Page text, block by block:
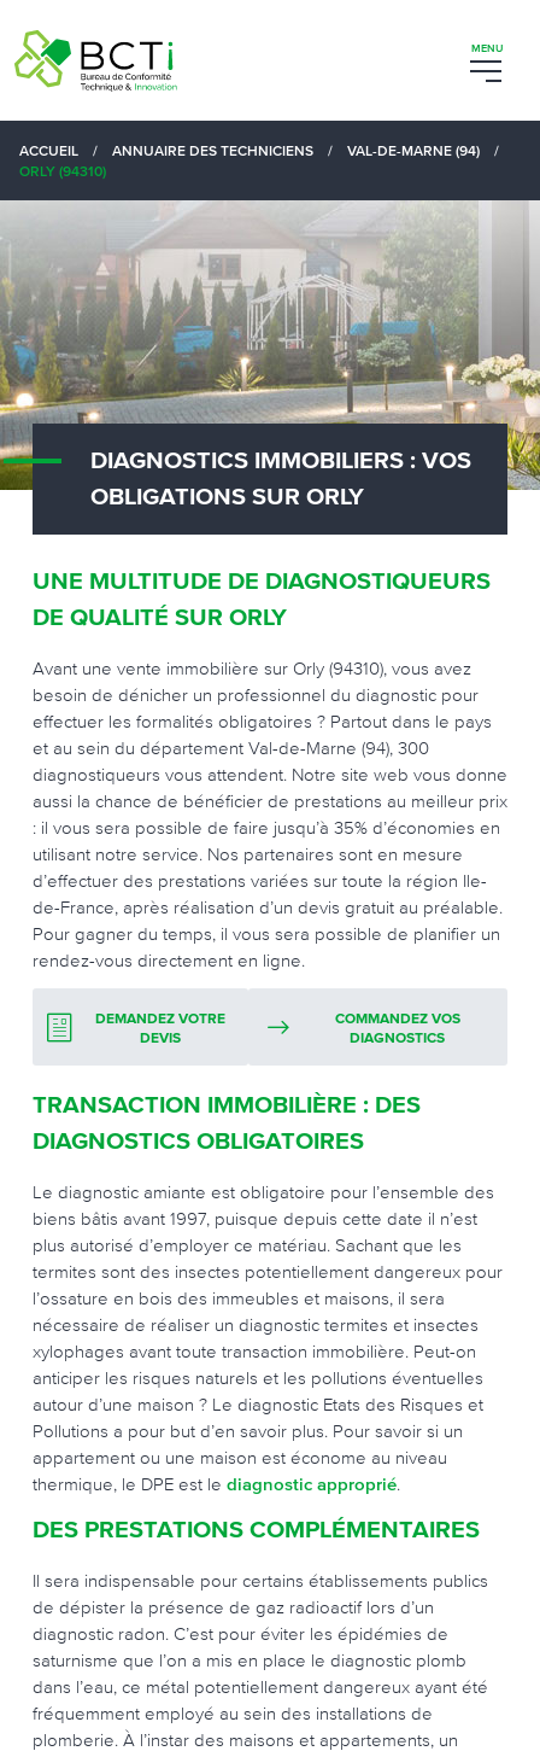
ACCUEIL / ANNUAIRE DES TECHNICIENS / VAL-DE-MARNE (94)
/
ORLY (94310)
DIAGNOSTICS IMMOBILIERS : VOS
OBLIGATIONS SUR ORLY
UNE MULTITUDE DE DIAGNOSTIQUEURS
DE QUALITÉ SUR ORLY
Avant une vente immobilière sur Orly (94310), vous avez
besoin de dénicher un professionnel du diagnostic pour
effectuer les formalités obligatoires ? Partout dans le pays
et au sein du département Val-de-Marne (94), 300
diagnostiqueurs vous attendent. Notre site web vous donne
aussi la chance de bénéficier de prestations au meilleur prix
: il vous sera possible de faire jusqu’à 35% d’économies en
utilisant notre service. Nos partenaires sont en mesure
d’effectuer des prestations variées sur toute la région Ile-
de-France, après réalisation d’un devis gratuit au préalable.
Pour gagner du temps, il vous sera possible de planifier un
rendez-vous directement en ligne.
DEMANDEZ VOTRE
DEVIS
COMMANDEZ VOS
DIAGNOSTICS
TRANSACTION IMMOBILIÈRE : DES
DIAGNOSTICS OBLIGATOIRES
Le diagnostic amiante est obligatoire pour l’ensemble des
biens bâtis avant 1997, puisque depuis cette date il n’est
plus autorisé d’employer ce matériau. Sachant que les
termites sont des insectes potentiellement dangereux pour
l’ossature en bois des immeubles et maisons, il sera
nécessaire de réaliser un diagnostic termites et insectes
xylophages avant toute transaction immobilière. Peut-on
anticiper les risques naturels et les pollutions éventuelles
autour d’une maison ? Le diagnostic Etats des Risques et
Pollutions a pour but d’en savoir plus. Pour savoir si un
appartement ou une maison est économe au niveau
thermique, le DPE est le diagnostic approprié.
DES PRESTATIONS COMPLÉMENTAIRES
Il sera indispensable pour certains établissements publics
de dépister la présence de gaz radioactif lors d’un
diagnostic radon. C’est pour éviter les épidémies de
saturnisme que l’on a mis en place le diagnostic plomb
dans l’eau, ce métal potentiellement dangereux ayant été
fréquemment employé au sein des installations de
plomberie. À l’instar des maisons et appartements, un